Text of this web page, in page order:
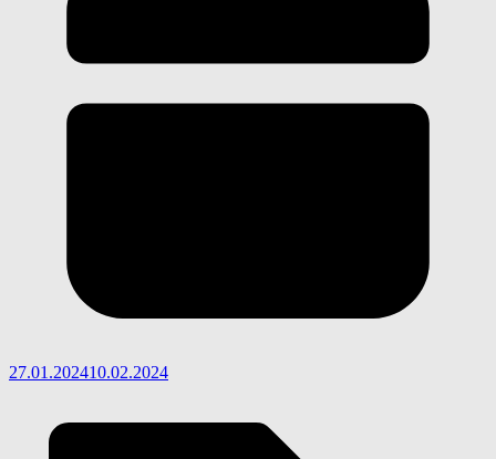
27.01.202410.02.2024